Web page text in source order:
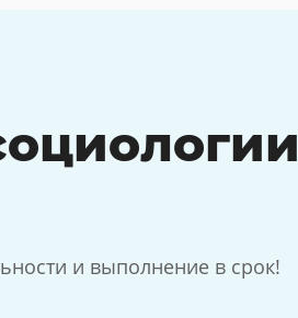
и выполнение в срок!